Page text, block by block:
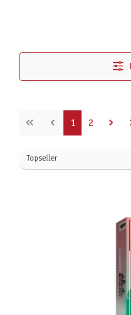
Seite
1 Seite
2